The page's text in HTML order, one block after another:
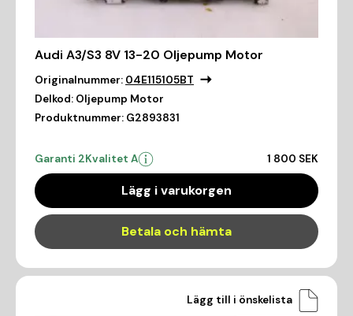
Audi A3/S3 8V 13-20 Oljepump Motor
Originalnummer: 04E115105BT
Delkod: Oljepump Motor
Produktnummer: G2893831
Garanti 2Kvalitet A 1 800 SEK
Lägg i varukorgen
Betala och hämta
Lägg till i önskelista